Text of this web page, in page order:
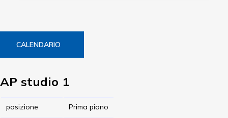
CALENDARIO
AP studio 1
posizione Prima piano